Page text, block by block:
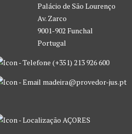
Palácio de São Lourenço
Av. Zarco
9001-902 Funchal
Portugal
(+351) 213 926 600
madeira@provedor-jus.pt
AÇORES